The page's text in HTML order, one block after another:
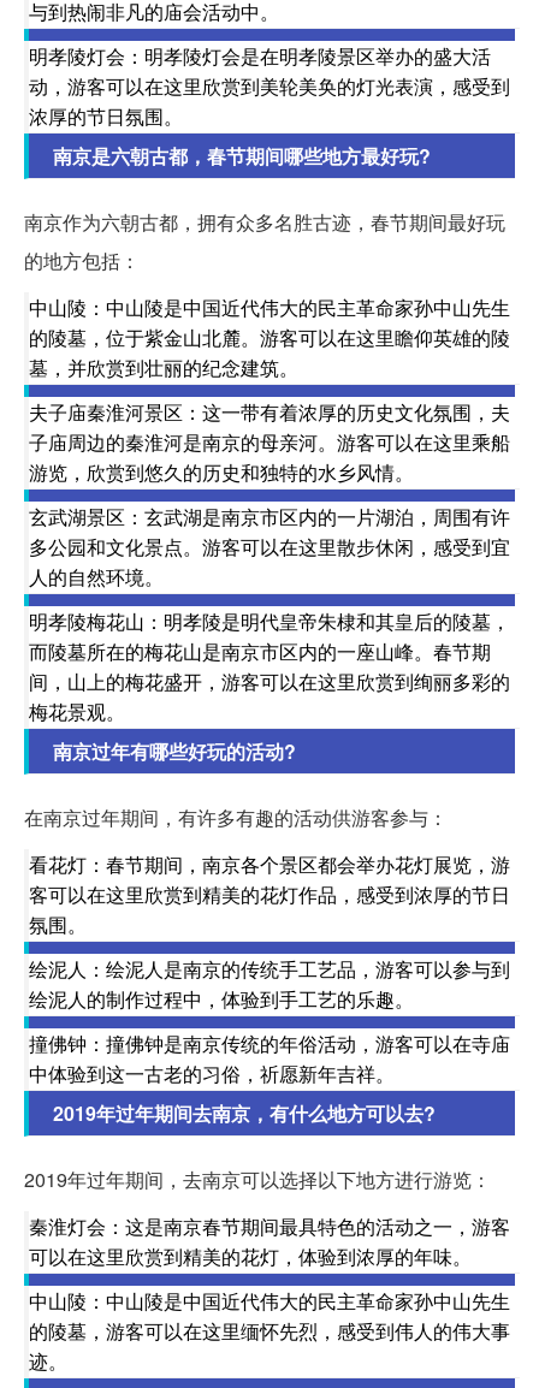
与到热闹非凡的庙会活动中。
明孝陵灯会：明孝陵灯会是在明孝陵景区举办的盛大活
动，游客可以在这里欣赏到美轮美奂的灯光表演，感受到
浓厚的节日氛围。
南京是六朝古都，春节期间哪些地方最好玩?
南京作为六朝古都，拥有众多名胜古迹，春节期间最好玩
的地方包括：
中山陵：中山陵是中国近代伟大的民主革命家孙中山先生
的陵墓，位于紫金山北麓。游客可以在这里瞻仰英雄的陵
墓，并欣赏到壮丽的纪念建筑。
夫子庙秦淮河景区：这一带有着浓厚的历史文化氛围，夫
子庙周边的秦淮河是南京的母亲河。游客可以在这里乘船
游览，欣赏到悠久的历史和独特的水乡风情。
玄武湖景区：玄武湖是南京市区内的一片湖泊，周围有许
多公园和文化景点。游客可以在这里散步休闲，感受到宜
人的自然环境。
明孝陵梅花山：明孝陵是明代皇帝朱棣和其皇后的陵墓，
而陵墓所在的梅花山是南京市区内的一座山峰。春节期
间，山上的梅花盛开，游客可以在这里欣赏到绚丽多彩的
梅花景观。
南京过年有哪些好玩的活动?
在南京过年期间，有许多有趣的活动供游客参与：
看花灯：春节期间，南京各个景区都会举办花灯展览，游
客可以在这里欣赏到精美的花灯作品，感受到浓厚的节日
氛围。
绘泥人：绘泥人是南京的传统手工艺品，游客可以参与到
绘泥人的制作过程中，体验到手工艺的乐趣。
撞佛钟：撞佛钟是南京传统的年俗活动，游客可以在寺庙
中体验到这一古老的习俗，祈愿新年吉祥。
2019年过年期间去南京，有什么地方可以去?
2019年过年期间，去南京可以选择以下地方进行游览：
秦淮灯会：这是南京春节期间最具特色的活动之一，游客
可以在这里欣赏到精美的花灯，体验到浓厚的年味。
中山陵：中山陵是中国近代伟大的民主革命家孙中山先生
的陵墓，游客可以在这里缅怀先烈，感受到伟人的伟大事
迹。